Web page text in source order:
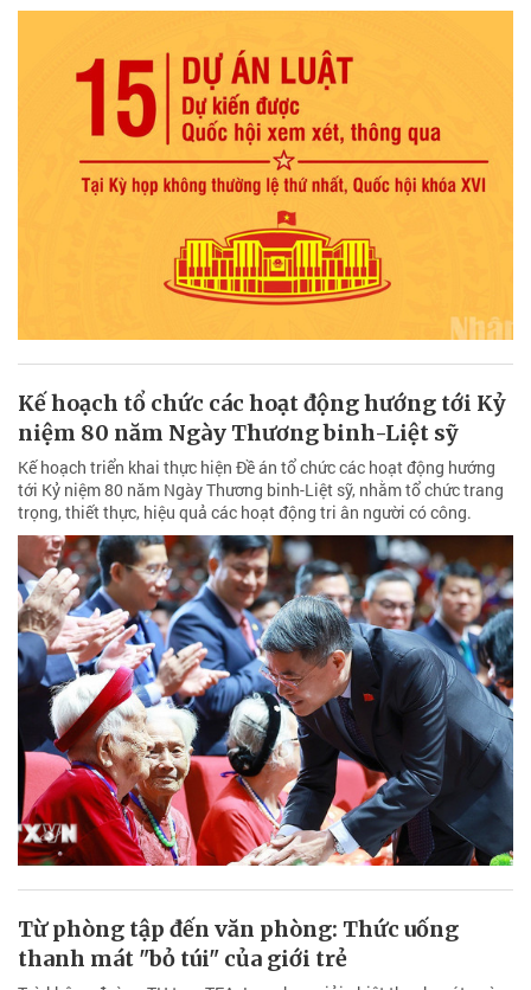
Kế hoạch tổ chức các hoạt động hướng tới Kỷ
niệm 80 năm Ngày Thương binh-Liệt sỹ
Kế hoạch triển khai thực hiện Đề án tổ chức các hoạt động hướng
tới Kỷ niệm 80 năm Ngày Thương binh-Liệt sỹ, nhằm tổ chức trang
trọng, thiết thực, hiệu quả các hoạt động tri ân người có công.
Từ phòng tập đến văn phòng: Thức uống
thanh mát "bỏ túi" của giới trẻ